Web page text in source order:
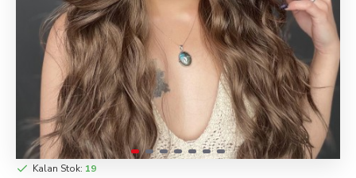
Kalan Stok: 19